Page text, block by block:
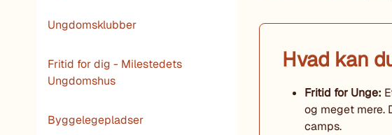
Ungdomsklubber
Fritid for dig - Milestedets
Ungdomshus
Byggelegepladser
Hvad kan
Fritid for Unge:
og meget mere.
camps.